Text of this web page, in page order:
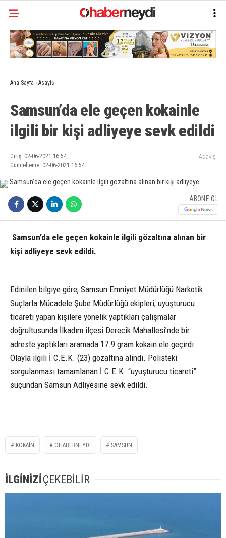
Ana Sayfa › Asayiş
Samsun’da ele geçen kokainle
ilgili bir kişi adliyeye sevk edildi
Giriş: 02-06-2021 16:54
Güncelleme: 02-06-2021 16:54
Asayiş
ABONE OL
Samsun’da ele geçen kokainle ilgili gözaltına alınan bir
kişi adliyeye sevk edildi.
Edinilen bilgiye göre, Samsun Emniyet Müdürlüğü Narkotik
Suçlarla Mücadele Şube Müdürlüğü ekipleri, uyuşturucu
ticareti yapan kişilere yönelik yaptıkları çalışmalar
doğrultusunda İlkadım ilçesi Derecik Mahallesi’nde bir
adreste yaptıkları aramada 17.9 gram kokain ele geçirdi.
Olayla ilgili İ.C.E.K. (23) gözaltına alındı. Polisteki
sorgulanması tamamlanan İ.C.E.K. “uyuşturucu ticareti”
suçundan Samsun Adliyesine sevk edildi.
KOKAIN OHABERNEYDİ SAMSUN
İLGİNİZİÇEKEBİLİR